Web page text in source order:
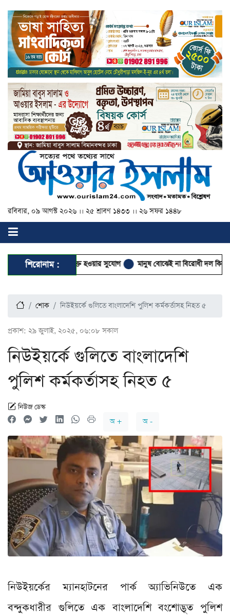
রবিবার, ০৯ আগস্ট ২০২৬ ।। ২৫ শ্রাবণ ১৪৩৩ ।। ২৬ সফর ১৪৪৮
শিরোনাম :
দাওয়াহ কাজে যুক্ত হওয়ার সুযোগ মানুষ বোঝেই না বিরোধী দল কিসের
শোক নিউইয়র্কে গুলিতে বাংলাদেশি পুলিশ কর্মকর্তাসহ নিহত ৫
প্রকাশ: ২৯ জুলাই, ২০২৫, ০৬:০৮ সকাল
নিউইয়র্কে গুলিতে বাংলাদেশি
পুলিশ কর্মকর্তাসহ নিহত ৫
নিউজ ডেস্ক
অ +
অ -
নিউইয়র্কের ম্যানহাটনের পার্ক অ্যাভিনিউতে এক
বন্দুকধারীর গুলিতে এক বাংলাদেশি বংশোদ্ভূত পুলিশ